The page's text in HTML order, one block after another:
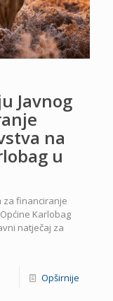
Javnog
na
u
za financiranje
Karlobag
natječaj za
Opširnije